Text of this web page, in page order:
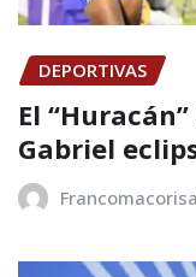
DEPORTIVAS
El
Gabriel